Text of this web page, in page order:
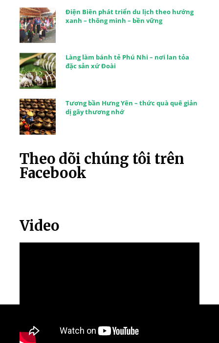
Điện Biên phát triển du lịch theo hướng
xanh – thông minh – bền vững
Làng làm bánh tẻ Phú Nhi – nơi lan tỏa
đặc sản xứ Đoài
Tương bần Hưng Yên – thức quà quê giản
dị gây thương nhớ
Theo dõi chúng tôi trên
Facebook
Video